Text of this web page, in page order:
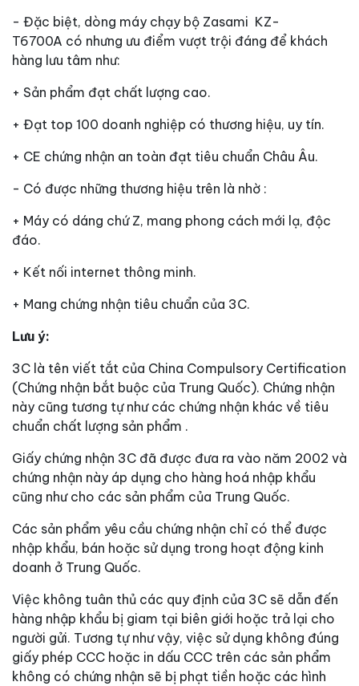
- Đặc biệt, dòng máy chạy bộ Zasami KZ-
T6700A có nhưng ưu điểm vượt trội đáng để khách
hàng lưu tâm như:
+ Sản phẩm đạt chất lượng cao.
+ Đạt top 100 doanh nghiệp có thương hiệu, uy tín.
+ CE chứng nhận an toàn đạt tiêu chuẩn Châu Âu.
- Có được những thương hiệu trên là nhờ :
+ Máy có dáng chứ Z, mang phong cách mới lạ, độc
đáo.
+ Kết nối internet thông minh.
+ Mang chứng nhận tiêu chuẩn của 3C.
Lưu ý:
3C là tên viết tắt của China Compulsory Certification
(Chứng nhận bắt buộc của Trung Quốc). Chứng nhận
này cũng tương tự như các chứng nhận khác về tiêu
chuẩn chất lượng sản phẩm .
Giấy chứng nhận 3C đã được đưa ra vào năm 2002 và
chứng nhận này áp dụng cho hàng hoá nhập khẩu
cũng như cho các sản phẩm của Trung Quốc.
Các sản phẩm yêu cầu chứng nhận chỉ có thể được
nhập khẩu, bán hoặc sử dụng trong hoạt động kinh
doanh ở Trung Quốc.
Việc không tuân thủ các quy định của 3C sẽ dẫn đến
hàng nhập khẩu bị giam tại biên giới hoặc trả lại cho
người gửi. Tương tự như vậy, việc sử dụng không đúng
giấy phép CCC hoặc in dấu CCC trên các sản phẩm
không có chứng nhận sẽ bị phạt tiền hoặc các hình